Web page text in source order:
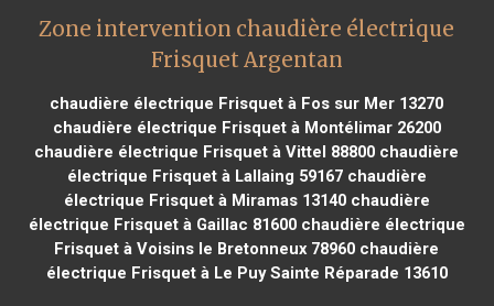
Zone intervention chaudière électrique
Frisquet Argentan
chaudière électrique Frisquet à Fos sur Mer 13270
chaudière électrique Frisquet à Montélimar 26200
chaudière électrique Frisquet à Vittel 88800 chaudière
électrique Frisquet à Lallaing 59167chaudière
électrique Frisquet à Miramas 13140chaudière
électrique Frisquet à Gaillac 81600chaudière électrique
Frisquet à Voisins le Bretonneux 78960 chaudière
électrique Frisquet à Le Puy Sainte Réparade 13610